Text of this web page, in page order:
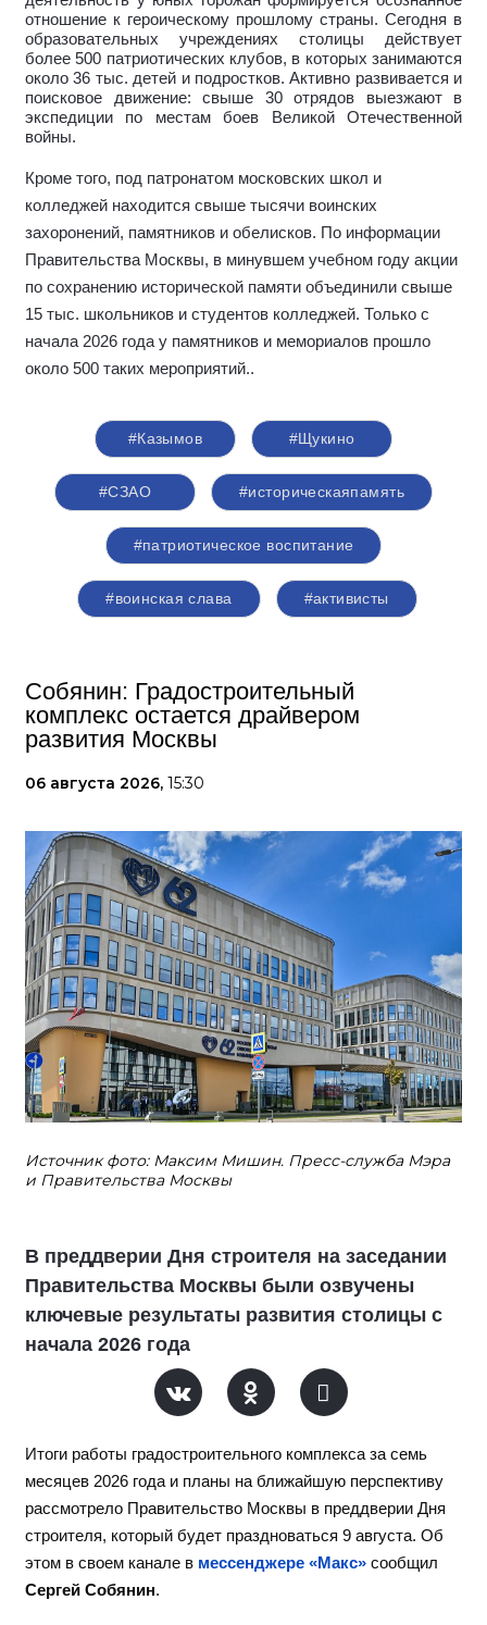
отношение к героическому прошлому страны. Сегодня в
образовательных учреждениях столицы действует
более 500 патриотических клубов, в которых занимаются
около 36 тыс. детей и подростков. Активно развивается и
поисковое движение: свыше 30 отрядов выезжают в
экспедиции по местам боев Великой Отечественной
войны.
Кроме того, под патронатом московских школ и
колледжей находится свыше тысячи воинских
захоронений, памятников и обелисков. По информации
Правительства Москвы, в минувшем учебном году акции
по сохранению исторической памяти объединили свыше
15 тыс. школьников и студентов колледжей. Только с
начала 2026 года у памятников и мемориалов прошло
около 500 таких мероприятий..
#Казымов #Щукино
#СЗАО #историческаяпамять
#патриотическое воспитание
#воинская слава #активисты
Собянин: Градостроительный
комплекс остается драйвером
развития Москвы
06 августа 2026, 15:30
Источник фото: Максим Мишин. Пресс-служба Мэра
и Правительства Москвы
В преддверии Дня строителя на заседании
Правительства Москвы были озвучены
ключевые результаты развития столицы с
начала 2026 года
Итоги работы градостроительного комплекса за семь
месяцев 2026 года и планы на ближайшую перспективу
рассмотрело Правительство Москвы в преддверии Дня
строителя, который будет праздноваться 9 августа. Об
этом в своем канале в мессенджере «Макс» сообщил
Сергей Собянин.